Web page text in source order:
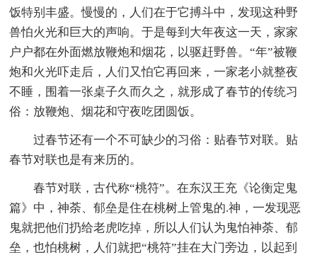
饭特别丰盛。慢慢的，人们在于它搏斗中，发现这种野
兽怕火光和巨大的声响。于是每到大年夜这一天，家家
户户都在外面燃放鞭炮和烟花，以驱赶野兽。“年”被鞭
炮和火光吓走后，人们又怕它再回来，一家老小就整夜
不睡，围着一张桌子久而久之，就形成了春节的传统习
俗：放鞭炮、烟花和守夜吃团圆饭。
过春节还有一个不可缺少的习俗：贴春节对联。贴
春节对联也是有来历的。
春节对联，古代称“桃符”。在东汉王充《论衡定鬼
篇》中，神荼、郁垒是住在桃树上管鬼的.神，一发现恶
鬼就把他们扔给老虎吃掉，所以人们认为鬼怕神荼、郁
垒，也怕桃树，人们就把“桃符”挂在大门旁边，以起到